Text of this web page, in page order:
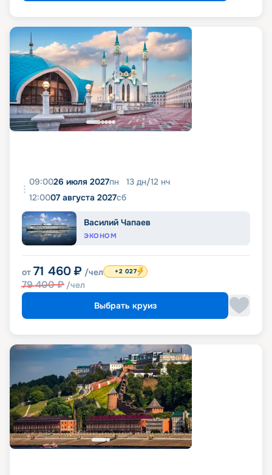
09:0026 июля 2027пн 13 дн/12 нч
12:0007 августа 2027сб
Василий Чапаев
ЭКОНОМ
от 71 460 ₽ /чел
79 400₽ /чел
+2 027
Выбрать круиз